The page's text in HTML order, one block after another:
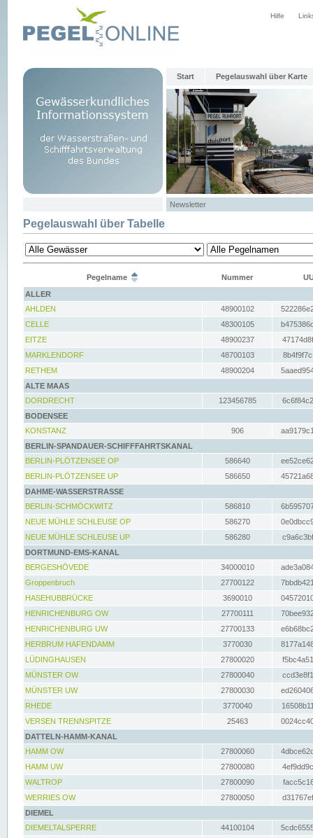
Hilfe
Start Pegelauswahl über Karte
Newsletter
Pegelauswahl über Tabelle
Pegelname Nummer
ALLER
AHLDEN
48900102
CELLE
48300105
EITZE
48900237
MARKLENDORF
48700103
RETHEM
48900204
ALTE MAAS
DORDRECHT
123456785
BODENSEE
KONSTANZ
906
BERLIN-SPANDAUER-SCHIFFFAHRTSKANAL
BERLIN-PLÖTZENSEE OP
586640
BERLIN-PLÖTZENSEE UP
586650
DAHME-WASSERSTRASSE
BERLIN-SCHMÖCKWITZ
586810
NEUE MÜHLE SCHLEUSE OP
586270
NEUE MÜHLE SCHLEUSE UP
586280
DORTMUND-EMS-KANAL
BERGESHÖVEDE
34000010
Groppenbruch
27700122
HASEHUBBRÜCKE
3690010
HENRICHENBURG OW
27700111
HENRICHENBURG UW
27700133
HERBRUM HAFENDAMM
3770030
LÜDINGHAUSEN
27800020
MÜNSTER OW
27800040
MÜNSTER UW
27800030
RHEDE
3770040
VERSEN TRENNSPITZE
25463
DATTELN-HAMM-KANAL
HAMM OW
27800060
HAMM UW
27800080
WALTROP
27800090
WERRIES OW
27800050
DIEMEL
DIEMELTALSPERRE
44100104